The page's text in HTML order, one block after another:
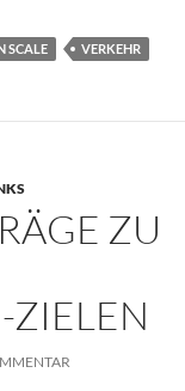
SCALE VERKEHR
ZU
ZIELEN